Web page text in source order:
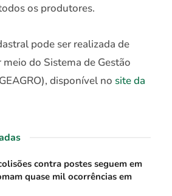
os produtores.
pode ser realizada de
do Sistema de Gestão
disponível no site da
contra postes seguem em
quase mil ocorrências em